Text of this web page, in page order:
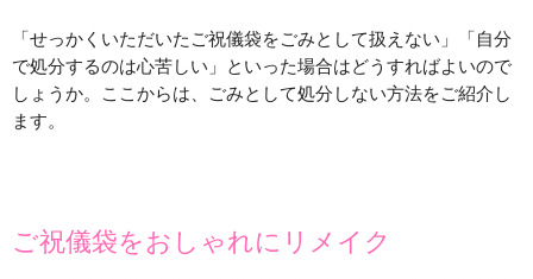
「せっかくいただいたご祝儀袋をごみとして扱えない」「自分
で処分するのは心苦しい」といった場合はどうすればよいので
しょうか。ここからは、ごみとして処分しない方法をご紹介し
ます。
ご祝儀袋をおしゃれにリメイク